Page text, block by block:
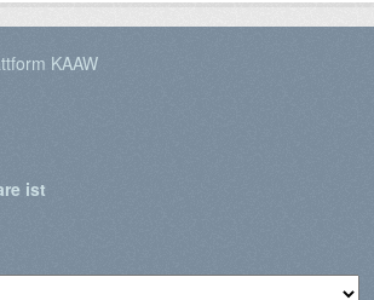
KAAW
ist